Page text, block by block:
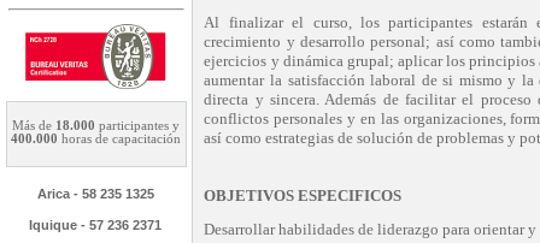
Más de 18.000 participantes y
400.000 horas de capacitación
Arica - 58 235 1325
Iquique - 57 236 2371
Al finalizar el curso, los participantes estarán
crecimiento y desarrollo personal; así como
ejercicios y dinámica grupal; aplicar los
aumentar la satisfacción laboral de si mismo y
directa y sincera. Además de facilitar el
conflictos personales y en las organizaciones,
así como estrategias de solución de problemas y
OBJETIVOS ESPECIFICOS
Desarrollar habilidades de liderazgo para orientar